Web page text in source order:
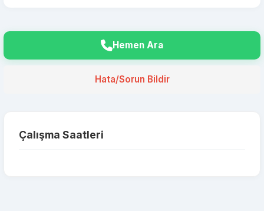
Hemen Ara
Hata/Sorun Bildir
Çalışma Saatleri